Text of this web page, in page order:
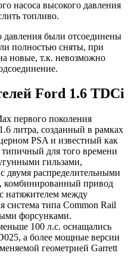
насоса высокого давления
топливо.
были отсоединены
полностью сняты, при
новые, т.к. невозможно
Ford 1.6 TDCi
первого поколения
литра, созданный в рамках
PSA и известный как
для того времени
гильзами,
двумя распределительными
комбинированный привод
натяжителем между
система типа Common Rail
форсунками.
100 л.с. оснащались
а более мощные версии
геометрией Garrett